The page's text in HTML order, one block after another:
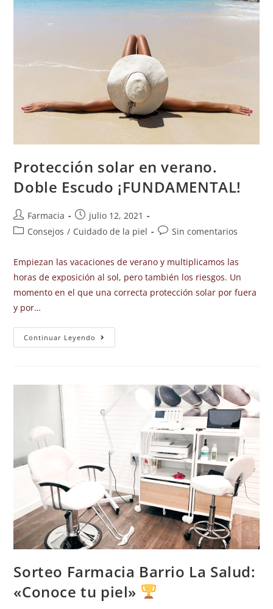
Protección solar en verano.
Doble Escudo ¡FUNDAMENTAL!
Farmacia
julio 12, 2021
Consejos / Cuidado de la piel Sin comentarios
Empiezan las vacaciones de verano y multiplicamos las
horas de exposición al sol, pero también los riesgos. Un
momento en el que una correcta protección solar por fuera
y por…
Continuar Leyendo
Sorteo Farmacia Barrio La Salud:
«Conoce tu piel»